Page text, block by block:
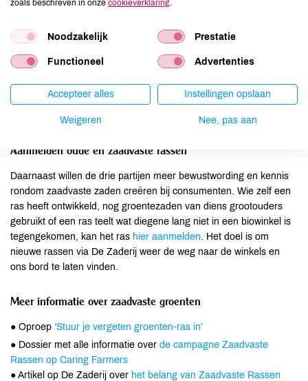
Oproep
Caring Farmers Stichting Zaadgoeden De Zaderij
vinden het
belangrijk dat zaadvaste zaden meer aandacht krijgen en niet
verloren gaan. Daarom zetten ze zich samen in voor de
campagne Levende Zadenbank, waar o.a. de jaarlijkse cursus
zaadteelt zaadvaste rassen uit is voortgekomen.
Aanmelden oude en zaadvaste rassen
Daarnaast willen de drie partijen meer bewustwording en kennis
rondom zaadvaste zaden creëren bij consumenten. Wie zelf een
ras heeft ontwikkeld, nog groentezaden van diens grootouders
gebruikt of een ras teelt wat diegene lang niet in een biowinkel is
tegengekomen, kan het ras hier aanmelden. Het doel is om
nieuwe rassen via De Zaderij weer de weg naar de winkels en
ons bord te laten vinden.
Meer informatie over zaadvaste groenten
● Oproep ‘Stuur je vergeten groenten-ras in’
● Dossier met alle informatie over de campagne Zaadvaste
Rassen op Caring Farmers
● Artikel op De Zaderij over het belang van Zaadvaste Rassen
zoals beschreven in onze cookieverklaring.
Noodzakelijk Prestatie
Functioneel Advertenties
Accepteer alles Instellingen opslaan
Weigeren Nee, pas aan